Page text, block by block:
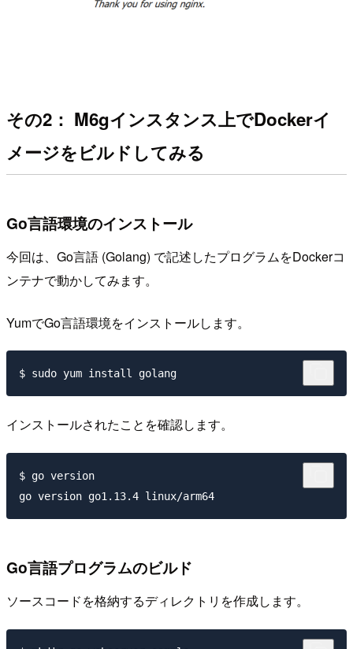
その2： M6gインスタンス上でDockerイ
メージをビルドしてみる
Go言語環境のインストール
今回は、Go言語 (Golang) で記述したプログラムをDockerコ
ンテナで動かしてみます。
YumでGo言語環境をインストールします。
インストールされたことを確認します。
$ go version
Go言語プログラムのビルド
ソースコードを格納するディレクトリを作成します。